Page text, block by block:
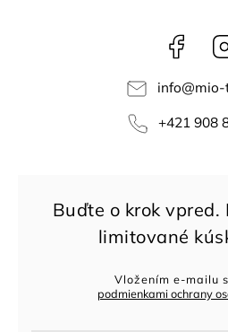
info@mio-
+421 908
Vložením e-mailu
podmienkami ochrany